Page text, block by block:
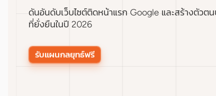
ดันอันดับเว็บไซต์ติดหน้าแรก Google และสร้างตัวต
ที่ยั่งยืนในปี 2026
รับแผนกลยุทธ์ฟรี